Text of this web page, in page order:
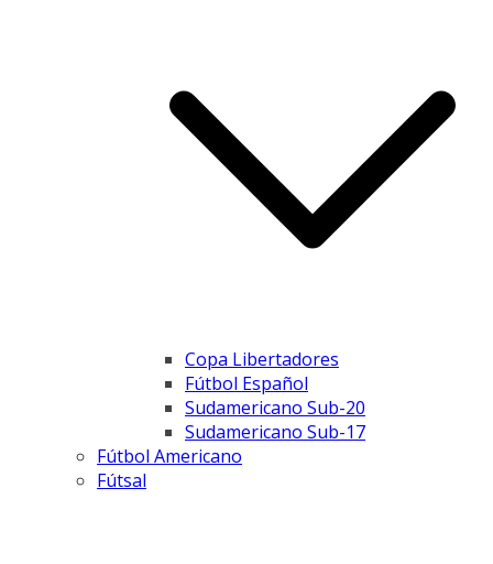
Copa Libertadores
Fútbol Español
Sudamericano Sub-20
Sudamericano Sub-17
Fútbol Americano
Fútsal